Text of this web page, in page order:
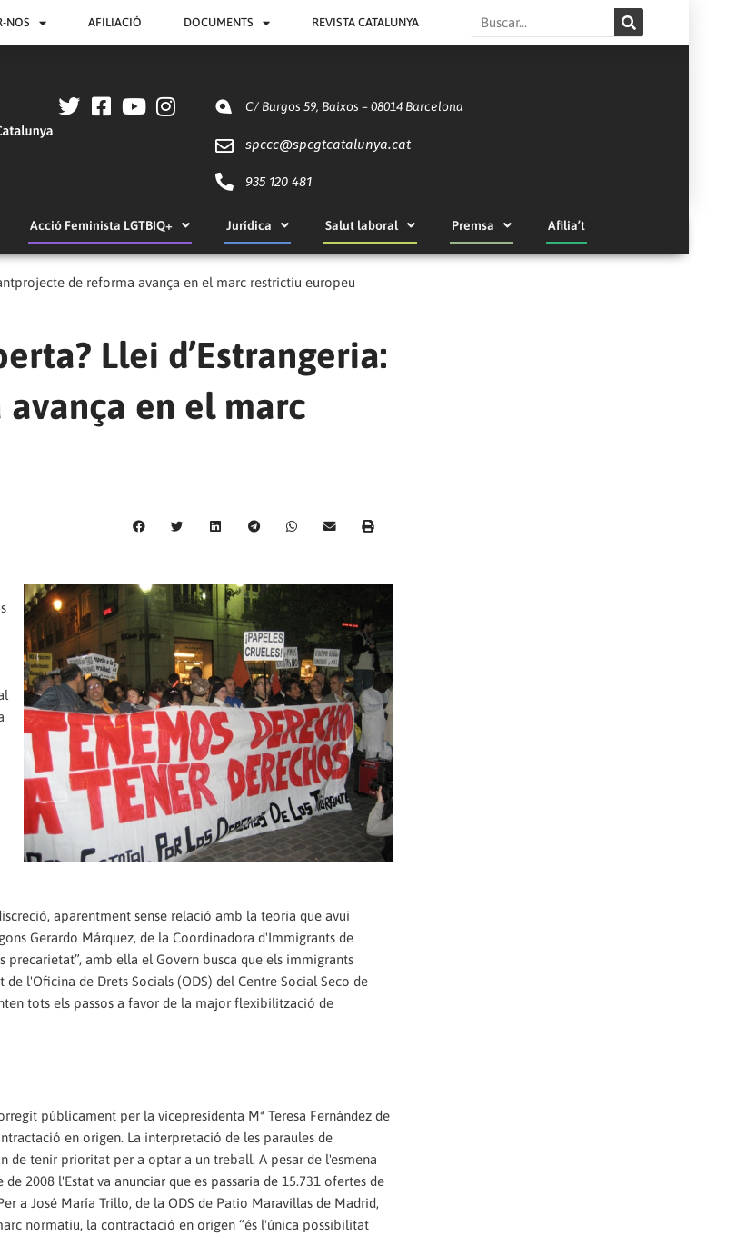
NOS AFILIACIÓ DOCUMENTS REVISTA CATALUNYA Search
C/ Burgos 59, Baixos – 08014 Barcelona
spccc@spcgtcatalunya.cat
935 120 481
Acció Feminista LGTBIQ+ Jurídica Salut laboral Premsa Afilia’t
de reforma avança en el marc restrictiu europeu
Llei d’Estrangeria:
en el marc
aparentment sense relació amb la teoria que avui
Gerardo Márquez, de la Coordinadora d'Immigrants de
amb ella el Govern busca que els immigrants
l'Oficina de Drets Socials (ODS) del Centre Social Seco de
tots els passos a favor de la major flexibilització de
públicament per la vicepresidenta Mª Teresa Fernández de
en origen. La interpretació de les paraules de
de tenir prioritat per a optar a un treball. A pesar de l'esmena
2008 l'Estat va anunciar que es passaria de 15.731 ofertes de
a José María Trillo, de la ODS de Patio Maravillas de Madrid,
normatiu, la contractació en origen “és l'única possibilitat